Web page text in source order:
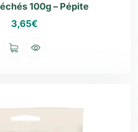
100g – Pépite
3,65€